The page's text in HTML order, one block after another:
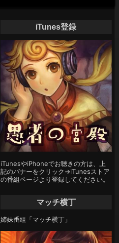
iTunes登録
iTunesやiPhoneでお聴きの方は、上
記のバナーをクリック→iTunesストア
の番組ページより登録してください。
マッチ横丁
姉妹番組「マッチ横丁」